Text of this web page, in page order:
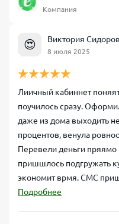
Компания
😍 Виктория
8 июля 2025
Лиичный кабиннет
поучилось сразу.
даже из дома выходить
процентов, венула
Перевели деньги
пришшлось подгружать
экономит врмя. СМС
Подробнее